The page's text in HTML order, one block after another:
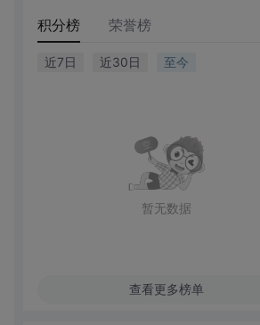
积分榜 荣誉榜
近7日 近30日 至今
暂无数据
查看更多榜单